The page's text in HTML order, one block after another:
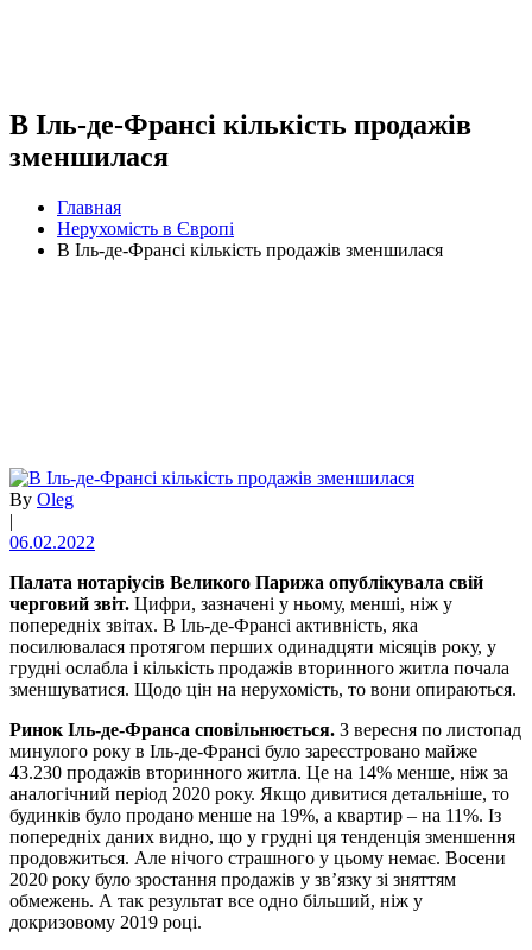
В Іль-де-Франсі кількість продажів
зменшилася
Главная
Нерухомість в Європі
В Іль-де-Франсі кількість продажів зменшилася
By Oleg
|
06.02.2022
Палата нотаріусів Великого Парижа опублікувала свій
черговий звіт. Цифри, зазначені у ньому, менші, ніж у
попередніх звітах. В Іль-де-Франсі активність, яка
посилювалася протягом перших одинадцяти місяців року, у
грудні ослабла і кількість продажів вторинного житла почала
зменшуватися. Щодо цін на нерухомість, то вони опираються.
Ринок Іль-де-Франса сповільнюється. З вересня по листопад
минулого року в Іль-де-Франсі було зареєстровано майже
43.230 продажів вторинного житла. Це на 14% менше, ніж за
аналогічний період 2020 року. Якщо дивитися детальніше, то
будинків було продано менше на 19%, а квартир – на 11%. Із
попередніх даних видно, що у грудні ця тенденція зменшення
продовжиться. Але нічого страшного у цьому немає. Восени
2020 року було зростання продажів у зв’язку зі зняттям
обмежень. А так результат все одно більший, ніж у
докризовому 2019 році.